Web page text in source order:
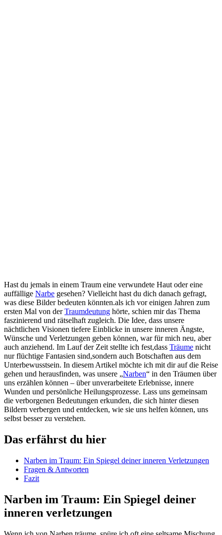
Hast du jemals in⁣ einem Traum eine ‌verwundete Haut oder eine
auffällige Narbe gesehen? Vielleicht hast du dich danach gefragt,
was diese Bilder bedeuten könnten.als ich ​vor einigen Jahren zum
ersten ⁢Mal von derTraumdeutung hörte, schien mir das Thema
faszinierend⁣ und rätselhaft zugleich. Die Idee, dass unsere
nächtlichen Visionen tiefere Einblicke in unsere inneren ‌Ängste,
Wünsche‌ und Verletzungen geben ⁣können, war für mich neu, aber
auch anziehend. Im Lauf der Zeit stellte ich fest,dass Träume nicht
nur flüchtige Fantasien sind,sondern auch Botschaften aus dem
Unterbewusstsein. In diesem Artikel möchte ⁢ich mit⁤ dir‍ auf die Reise‍
gehen und herausfinden, was unsere „Narben“ in den Träumen über
uns ⁤erzählen können‌ – über unverarbeitete Erlebnisse, innere
Wunden und persönliche ⁢Heilungsprozesse. Lass uns gemeinsam
die​ verborgenen Bedeutungen erkunden, die sich hinter diesen
Bildern verbergen und entdecken,‌ wie sie⁣ uns helfen können, uns
selbst besser zu verstehen.
Das ​erfährst du hier
Narben im Traum:​ Ein Spiegel deiner inneren Verletzungen
Fragen &⁢ Antworten
Fazit
Narben im​ Traum: Ein Spiegel ⁢deiner
inneren verletzungen